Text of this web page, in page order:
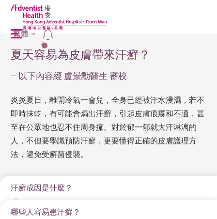
2
繁體
夏天容易為皮膚帶來汗癬？
– 以下內容經 盧景勳醫生 審校
炎炎夏日，離開冷氣一會兒，全身已經被汗水浸濕，若不
即時抹乾，有可能會焗出汗癬，引起皮膚痕癢和不適，甚
至在公眾地也忍不住周身搲。對於郁一郁就大汗淋漓的
人，不但要學識預防汗癬，更要懂得正確的皮膚護理方
法，避免受癬菌侵襲。
汗癬成因是什麼？
汗癬是由真菌感染引起的皮膚問題，最常發生在多汗潮
哪些人容易患汗癬？